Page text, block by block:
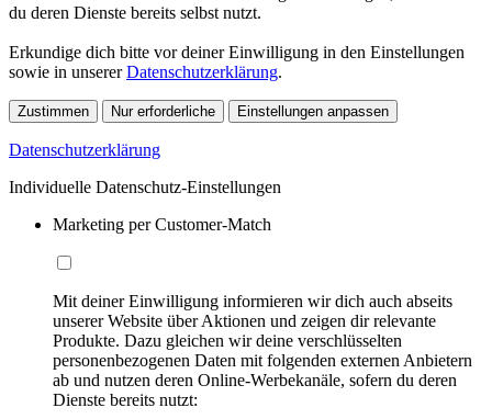
du deren Dienste bereits selbst nutzt.
Erkundige dich bitte vor deiner Einwilligung in den Einstellungen
sowie in unsererDatenschutzerklärung.
Zustimmen Nur erforderliche Einstellungen anpassen
Datenschutzerklärung
Individuelle Datenschutz-Einstellungen
Marketing per Customer-Match
Mit deiner Einwilligung informieren wir dich auch abseits
unserer Website über Aktionen und zeigen dir relevante
Produkte. Dazu gleichen wir deine verschlüsselten
personenbezogenen Daten mit folgenden externen Anbietern
ab und nutzen deren Online-Werbekanäle, sofern du deren
Dienste bereits nutzt: